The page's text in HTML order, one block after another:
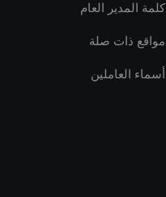
كلمة المدير العام
مواقع ذات صلة
أسماء العاملين